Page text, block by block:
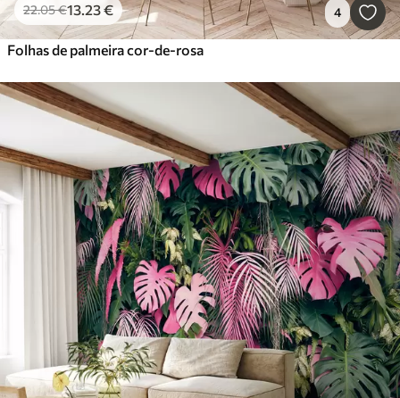
22.05€13.23€ 4
Folhas de palmeira cor-de-rosa